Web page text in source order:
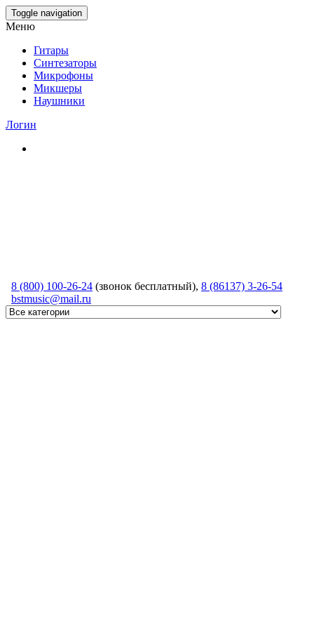
Skip
to
content
Toggle navigation
Меню
Гитары
Синтезаторы
Микрофоны
Микшеры
Наушники
Логин
8 (800) 100-26-24 (звонок бесплатный), 8 (86137) 3-26-54
bstmusic@mail.ru